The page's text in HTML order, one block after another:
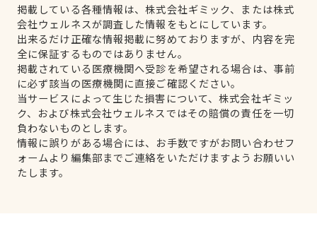
掲載している各種情報は、株式会社ギミック、または株式
会社ウェルネスが調査した情報をもとにしています。
出来るだけ正確な情報掲載に努めておりますが、内容を完
全に保証するものではありません。
掲載されている医療機関へ受診を希望される場合は、事前
に必ず該当の医療機関に直接ご確認ください。
当サービスによって生じた損害について、株式会社ギミッ
ク、および株式会社ウェルネスではその賠償の責任を一切
負わないものとします。
情報に誤りがある場合には、お手数ですがお問い合わせフ
ォームより編集部までご連絡をいただけますようお願いい
たします。